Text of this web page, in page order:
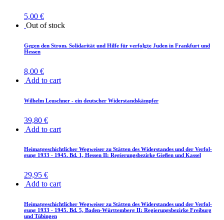
5,00 €
Out of stock
Ge­gen den Strom. So­li­da­ri­tät und Hil­fe für ver­folg­te Ju­den in Frank­furt und
Hessen
8,00 €
Add to cart
Wil­helm Leu­sch­ner - ein deut­scher Widerstandskämpfer
39,80 €
Add to cart
Hei­mat­ge­schicht­li­cher Weg­wei­ser zu Stät­ten des Wi­der­stan­des und der Ver­fol­
gung 1933 - 1945. Bd. 1, Hes­sen II: Re­gie­rungs­be­zir­ke Gie­ßen und Kassel
29,95 €
Add to cart
Hei­mat­ge­schicht­li­cher Weg­wei­ser zu Stät­ten des Wi­der­stan­des und der Ver­fol­
gung 1933 - 1945. Bd. 5, Ba­den-Würt­tem­berg II: Re­gie­rungs­be­zir­ke Frei­burg
und Tübingen